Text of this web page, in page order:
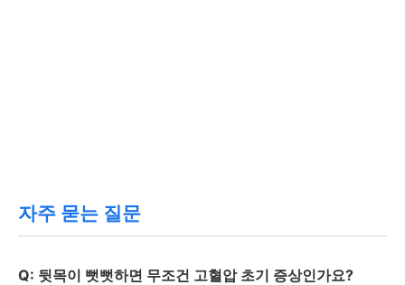
자주 묻는 질문
Q: 뒷목이 뻣뻣하면 무조건 고혈압 초기 증상인가요?